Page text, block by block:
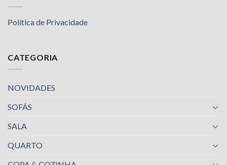
Política de Privacidade
CATEGORIA
NOVIDADES
SOFÁS
SALA
QUARTO